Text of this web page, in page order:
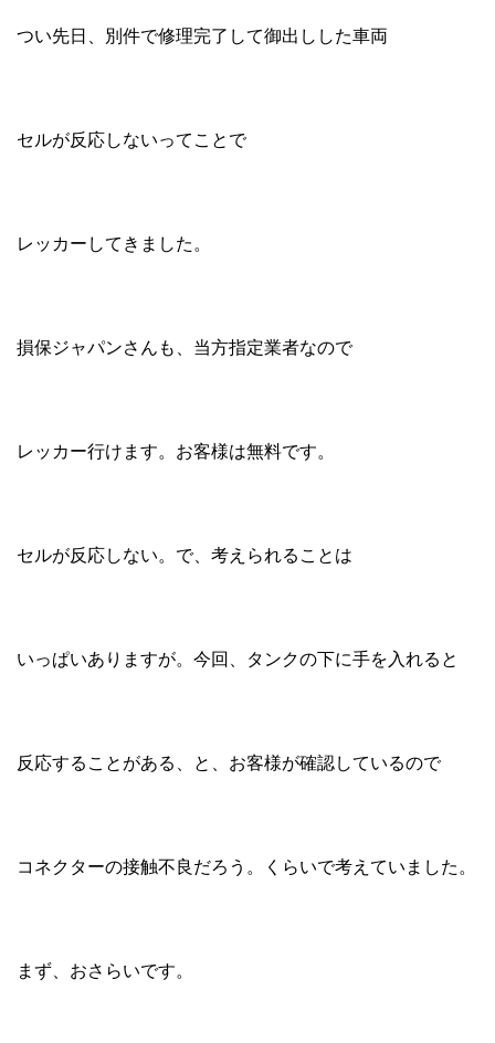
つい先日、別件で修理完了して御出しした車両
セルが反応しないってことで
レッカーしてきました。
損保ジャパンさんも、当方指定業者なので
レッカー行けます。お客様は無料です。
セルが反応しない。で、考えられることは
いっぱいありますが。今回、タンクの下に手を入れると
反応することがある、と、お客様が確認しているので
コネクターの接触不良だろう。くらいで考えていました。
まず、おさらいです。